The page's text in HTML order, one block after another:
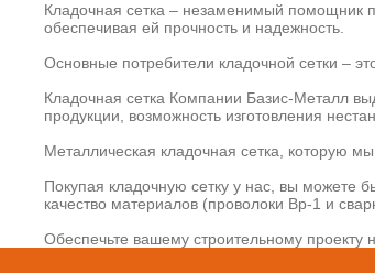
Кладочная сетка – незаменимый помощник
обеспечивая ей прочность и надежность.
Основные потребители кладочной сетки –
Кладочная сетка Компании Базис-Металл
продукции, возможность изготовления
Металлическая кладочная сетка, которую
Покупая кладочную сетку у нас, вы можете
качество материалов (проволоки Вр-1 и
Обеспечьте вашему строительному проекту